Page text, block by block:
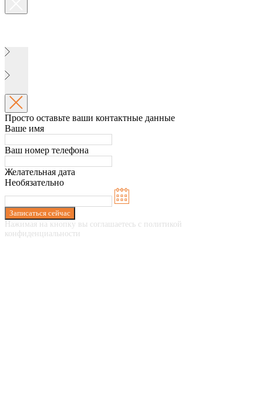
Просто оставьте ваши контактные данные
Ваше имя
Ваш номер телефона
Желательная дата
Необязательно
Записаться сейчас
Нажимая на кнопку вы соглашаетесь с политикой
конфиденциальности